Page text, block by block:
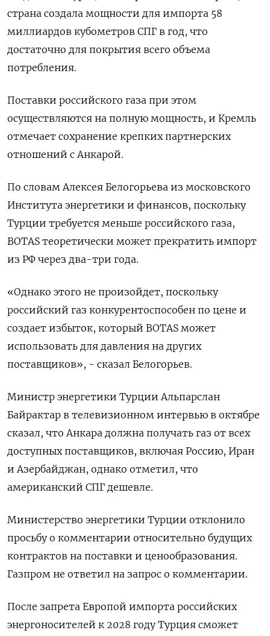
страна создала мощности для импорта 58
миллиардов кубометров СПГ в год, что
достаточно для покрытия всего объема
потребления.
Поставки российского газа при этом
осуществляются на полную мощность, и Кремль
отмечает сохранение крепких партнерских
отношений с Анкарой.
По словам Алексея Белогорьева из московского
Института энергетики и финансов, поскольку
Турции требуется меньше российского газа,
BOTAS теоретически может прекратить импорт
из РФ через два-три года.
«Однако этого не произойдет, поскольку
российский газ конкурентоспособен по цене и
создает избыток, который BOTAS может
использовать для давления на других
поставщиков», - сказал Белогорьев.
Министр энергетики Турции Альпарслан
Байрактар в телевизионном интервью в октябре
сказал, что Анкара должна получать газ от всех
доступных поставщиков, включая Россию, Иран
и Азербайджан, однако отметил, что
американский СПГ дешевле.
Министерство энергетики Турции отклонило
просьбу о комментарии относительно будущих
контрактов на поставки и ценообразования.
Газпром не ответил на запрос о комментарии.
После запрета Европой импорта российских
энергоносителей к 2028 году Турция сможет